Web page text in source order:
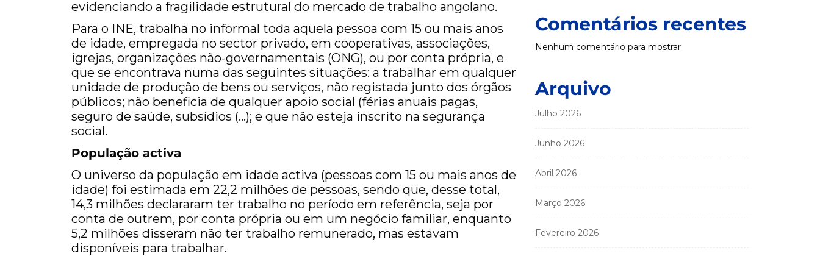
evidenciando a fragilidade estrutural do mercado de trabalho angolano.
Para o INE, trabalha no informal toda aquela pessoa com 15 ou mais anos
de idade, empregada no sector privado, em cooperativas, associações,
igrejas, organizações não-governamentais (ONG), ou por conta própria, e
que se encontrava numa das seguintes situações: a trabalhar em qualquer
unidade de produção de bens ou serviços, não registada junto dos órgãos
públicos; não beneficia de qualquer apoio social (férias anuais pagas,
seguro de saúde, subsídios (…); e que não esteja inscrito na segurança
social.
População activa
O universo da população em idade activa (pessoas com 15 ou mais anos de
idade) foi estimada em 22,2 milhões de pessoas, sendo que, desse total,
14,3 milhões declararam ter trabalho no período em referência, seja por
conta de outrem, por conta própria ou em um negócio familiar, enquanto
5,2 milhões disseram não ter trabalho remunerado, mas estavam
disponíveis para trabalhar.
Comentários recentes
Nenhum comentário para mostrar.
Arquivo
Julho 2026
Junho 2026
Abril 2026
Março 2026
Fevereiro 2026